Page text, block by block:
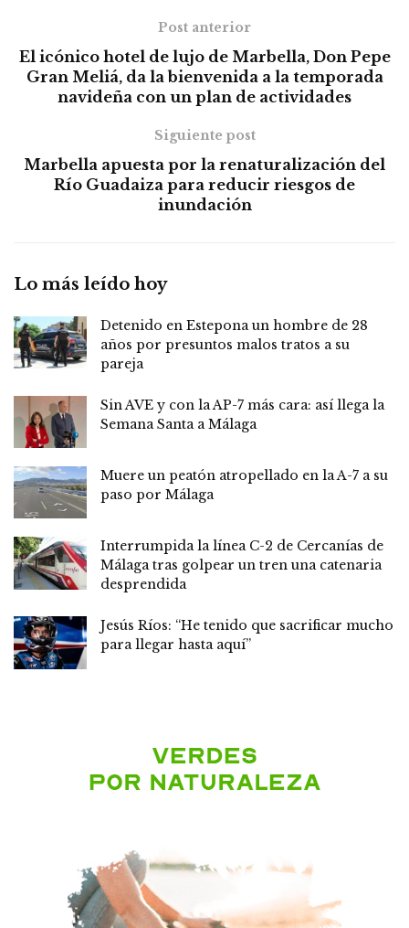
Post anterior
El icónico hotel de lujo de Marbella, Don Pepe
Gran Meliá, da la bienvenida a la temporada
navideña con un plan de actividades
Siguiente post
Marbella apuesta por la renaturalización del
Río Guadaiza para reducir riesgos de
inundación
Lo más leído hoy
Detenido en Estepona un hombre de 28
años por presuntos malos tratos a su
pareja
Sin AVE y con la AP-7 más cara: así llega la
Semana Santa a Málaga
Muere un peatón atropellado en la A-7 a su
paso por Málaga
Interrumpida la línea C-2 de Cercanías de
Málaga tras golpear un tren una catenaria
desprendida
Jesús Ríos: “He tenido que sacrificar mucho
para llegar hasta aquí”